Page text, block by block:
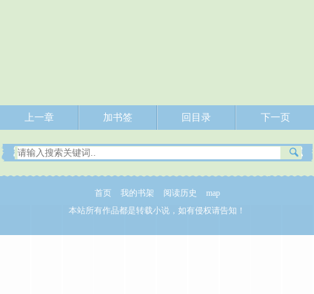
上一章 加书签 回目录 下一页
首页 我的书架 阅读历史
map
本站所有作品都是转载小说，如有侵权请告知！